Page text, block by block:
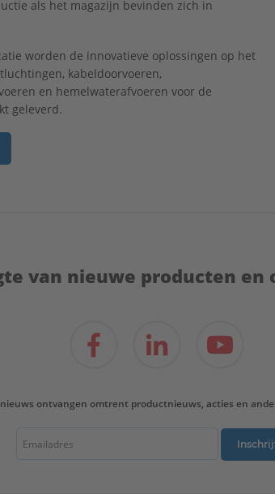
als het magazijn bevinden zich in
worden de innovatieve oplossingen op het
kabeldoorvoeren,
en hemelwaterafvoeren voor de
geleverd.
van nieuwe producten en
ontvangen omtrent productnieuws, acties en